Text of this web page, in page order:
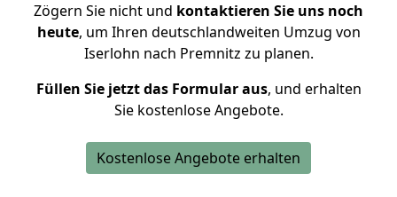
Zögern Sie nicht und kontaktieren Sie uns noch
heute, um Ihren deutschlandweiten Umzug von
Iserlohn nach Premnitz zu planen.
Füllen Sie jetzt das Formular aus, und erhalten
Sie kostenlose Angebote.
Kostenlose Angebote erhalten